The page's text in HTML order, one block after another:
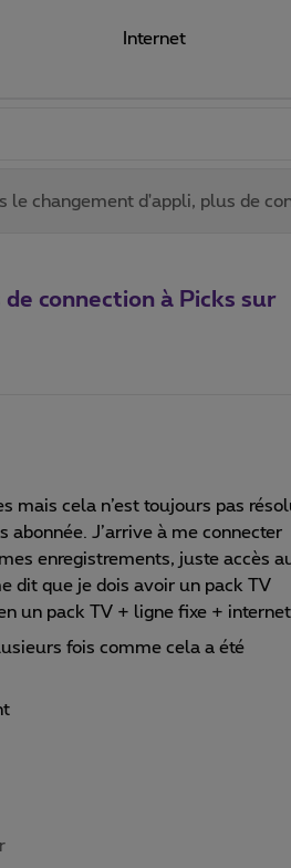
Internet
le changement d'appli, plus de
connection à Picks sur
mais cela n’est toujours pas
abonnée. J’arrive à me connecter
enregistrements, juste accès
dit que je dois avoir un pack TV
un pack TV + ligne fixe + internet.
fois comme cela a été